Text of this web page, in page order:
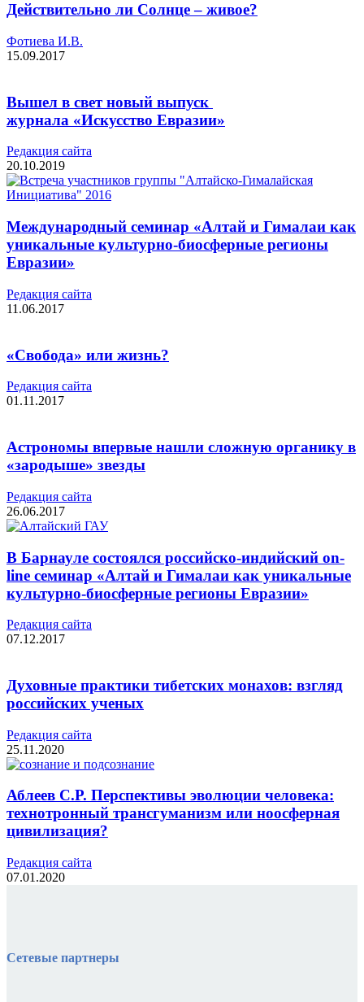
Действительно ли Солнце – живое?
Фотиева И.В.
15.09.2017
Вышел в свет новый выпуск
журнала «Искусство Евразии»
Редакция cайта
20.10.2019
Международный семинар «Алтай и Гималаи как
уникальные культурно-биосферные регионы
Евразии»
Редакция cайта
11.06.2017
«Свобода» или жизнь?
Редакция cайта
01.11.2017
Астрономы впервые нашли сложную органику в
«зародыше» звезды
Редакция cайта
26.06.2017
В Барнауле состоялся российско-индийский on-
line семинар «Алтай и Гималаи как уникальные
культурно-биосферные регионы Евразии»
Редакция cайта
07.12.2017
Духовные практики тибетских монахов: взгляд
российских ученых
Редакция cайта
25.11.2020
Аблеев С.Р. Перспективы эволюции человека:
технотронный трансгуманизм или ноосферная
цивилизация?
Редакция cайта
07.01.2020
Сетевые партнеры